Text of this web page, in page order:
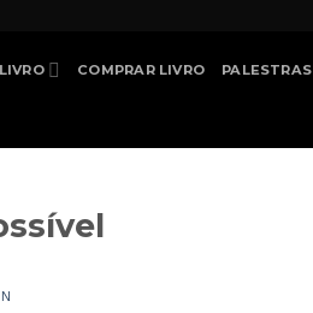
COMPRAR LIVRO PALESTRAS